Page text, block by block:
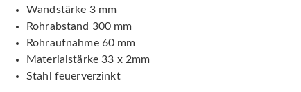
Wandstärke 3 mm
Rohrabstand 300 mm
Rohraufnahme 60 mm
Materialstärke 33 x 2mm
Stahl feuerverzinkt